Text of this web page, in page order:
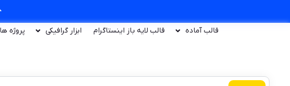
قالب آماده
قالب لایه باز اینستاگرام ابزار گرافیکی پروژه